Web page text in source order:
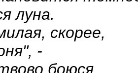
луна.
скорее,
-
боюся,